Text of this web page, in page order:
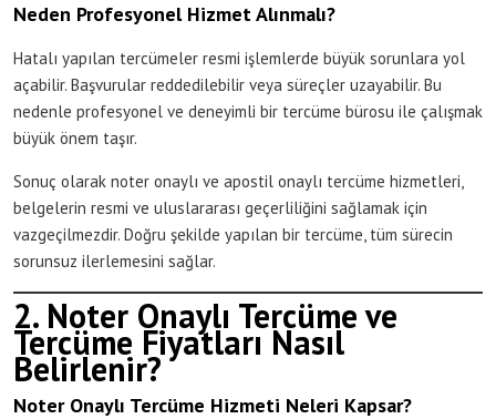
Neden Profesyonel Hizmet Alınmalı?
Hatalı yapılan tercümeler resmi işlemlerde büyük sorunlara yol
açabilir. Başvurular reddedilebilir veya süreçler uzayabilir. Bu
nedenle profesyonel ve deneyimli bir tercüme bürosu ile çalışmak
büyük önem taşır.
Sonuç olarak noter onaylı ve apostil onaylı tercüme hizmetleri,
belgelerin resmi ve uluslararası geçerliliğini sağlamak için
vazgeçilmezdir. Doğru şekilde yapılan bir tercüme, tüm sürecin
sorunsuz ilerlemesini sağlar.
2. Noter Onaylı Tercüme ve
Tercüme Fiyatları Nasıl
Belirlenir?
Noter Onaylı Tercüme Hizmeti Neleri Kapsar?